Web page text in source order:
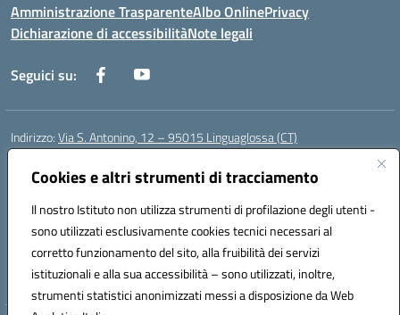
Cookies e altri strumenti di tracciamento
Il nostro Istituto non utilizza strumenti di profilazione degli utenti -
sono utilizzati esclusivamente cookies tecnici necessari al
corretto funzionamento del sito, alla fruibilità dei servizi
istituzionali e alla sua accessibilità – sono utilizzati, inoltre,
strumenti statistici anonimizzati messi a disposizione da Web
Amministrazione TrasparenteAlbo OnlinePrivacy
Dichiarazione di accessibilitàNote legali
Seguici su:
Indirizzo:Via S. Antonino, 12 – 95015 Linguaglossa (CT)
Centralino:
Posta elettronica certificata (PEC):ctic83200r@pec.istruzione.it
Codice fiscale: 83002470876
Codice meccanografico:CTIC83200R
Codice Indice delle Pubbliche Amministrazioni (IPA): istsc_CTIC83200R
Codice unico di fatturazione (CUF): UF7TEB